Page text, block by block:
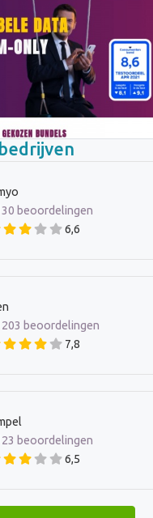
30 beoordelingen
6,6
203 beoordelingen
7,8
23 beoordelingen
6,5